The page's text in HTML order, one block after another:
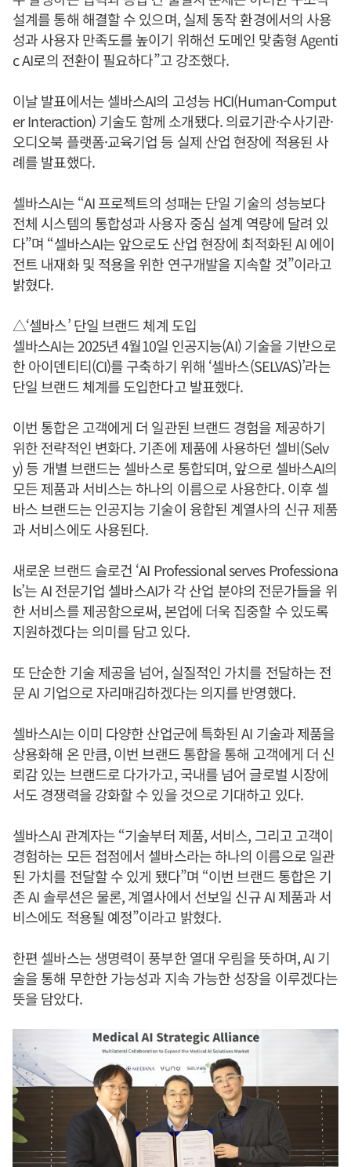
설계를 통해 해결할 수 있으며, 실제 동작 환경에서의 사용
성과 사용자 만족도를 높이기 위해선 도메인 맞춤형 Agenti
c AI로의 전환이 필요하다”고 강조했다.
이날 발표에서는 셀바스AI의 고성능 HCI(Human-Comput
er Interaction) 기술도 함께 소개됐다. 의료기관·수사기관·
오디오북 플랫폼·교육기업 등 실제 산업 현장에 적용된 사
례를 발표했다.
셀바스AI는 “AI 프로젝트의 성패는 단일 기술의 성능보다
전체 시스템의 통합성과 사용자 중심 설계 역량에 달려 있
다”며 “셀바스AI는 앞으로도 산업 현장에 최적화된 AI 에이
전트 내재화 및 적용을 위한 연구개발을 지속할 것”이라고
밝혔다.
△‘셀바스’ 단일 브랜드 체계 도입
셀바스AI는 2025년 4월10일 인공지능(AI) 기술을 기반으로
한 아이덴티티(CI)를 구축하기 위해 ‘셀바스(SELVAS)’라는
단일 브랜드 체계를 도입한다고 발표했다.
이번 통합은 고객에게 더 일관된 브랜드 경험을 제공하기
위한 전략적인 변화다. 기존에 제품에 사용하던 셀비(Selv
y) 등 개별 브랜드는 셀바스로 통합되며, 앞으로 셀바스AI의
모든 제품과 서비스는 하나의 이름으로 사용한다. 이후 셀
바스 브랜드는 인공지능 기술이 융합된 계열사의 신규 제품
과 서비스에도 사용된다.
새로운 브랜드 슬로건 ‘AI Professional serves Professiona
ls’는 AI 전문기업 셀바스AI가 각 산업 분야의 전문가들을 위
한 서비스를 제공함으로써, 본업에 더욱 집중할 수 있도록
지원하겠다는 의미를 담고 있다.
또 단순한 기술 제공을 넘어, 실질적인 가치를 전달하는 전
문 AI 기업으로 자리매김하겠다는 의지를 반영했다.
셀바스AI는 이미 다양한 산업군에 특화된 AI 기술과 제품을
상용화해 온 만큼, 이번 브랜드 통합을 통해 고객에게 더 신
뢰감 있는 브랜드로 다가가고, 국내를 넘어 글로벌 시장에
서도 경쟁력을 강화할 수 있을 것으로 기대하고 있다.
셀바스AI 관계자는 “기술부터 제품, 서비스, 그리고 고객이
경험하는 모든 접점에서 셀바스라는 하나의 이름으로 일관
된 가치를 전달할 수 있게 됐다”며 “이번 브랜드 통합은 기
존 AI 솔루션은 물론, 계열사에서 선보일 신규 AI 제품과 서
비스에도 적용될 예정”이라고 밝혔다.
한편 셀바스는 생명력이 풍부한 열대 우림을 뜻하며, AI 기
술을 통해 무한한 가능성과 지속 가능한 성장을 이루겠다는
뜻을 담았다.